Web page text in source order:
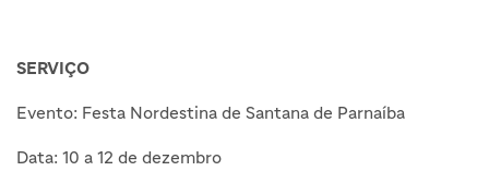
SERVIÇO
Evento: Festa Nordestina de Santana de Parnaíba
Data: 10 a 12 de dezembro